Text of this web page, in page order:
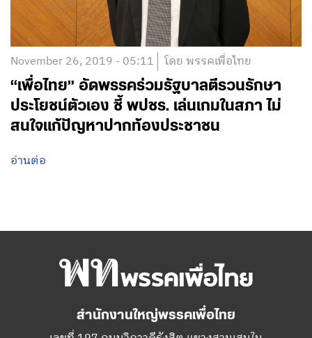
November 26, 2019 - 05:11 โดย พรรคเพื่อไทย
“เพื่อไทย” อัดพรรคร่วมรัฐบาลตีรวนรักษา
ประโยชน์ตัวเอง ชี้ พปชร. เล่นเกมในสภา ไม่
สนใจแก้ปัญหาปากท้องประชาชน
อ่านต่อ
สำนักงานใหญ่พรรคเพื่อไทย